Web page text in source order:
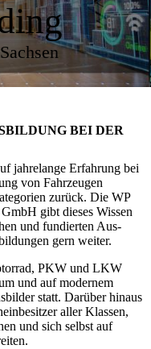
BEI DER
jahrelange Erfahrung bei
von Fahrzeugen
zurück. Die WP
gibt dieses Wissen
und fundierten Aus-
gern weiter.
PKW und LKW
und auf modernem
statt. Darüber hinaus
aller Klassen,
und sich selbst auf